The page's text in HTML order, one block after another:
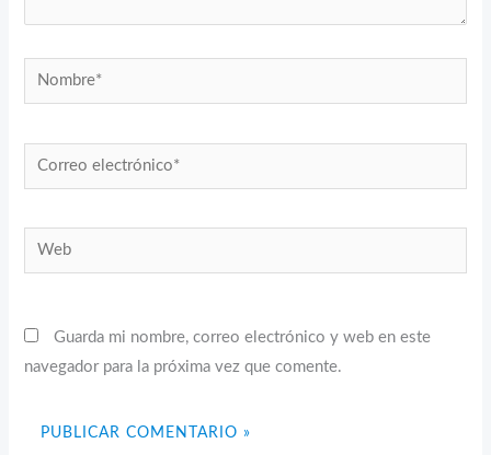
Nombre*
Correo
electrónico*
Web
Guarda mi nombre, correo electrónico y web en este
navegador para la próxima vez que comente.